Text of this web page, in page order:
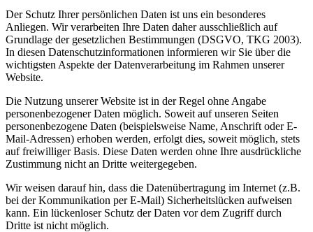
Der Schutz Ihrer persönlichen Daten ist uns ein besonderes
Anliegen. Wir verarbeiten Ihre Daten daher ausschließlich auf
Grundlage der gesetzlichen Bestimmungen (DSGVO, TKG 2003).
In diesen Datenschutzinformationen informieren wir Sie über die
wichtigsten Aspekte der Datenverarbeitung im Rahmen unserer
Website.
Die Nutzung unserer Website ist in der Regel ohne Angabe
personenbezogener Daten möglich. Soweit auf unseren Seiten
personenbezogene Daten (beispielsweise Name, Anschrift oder E-
Mail-Adressen) erhoben werden, erfolgt dies, soweit möglich, stets
auf freiwilliger Basis. Diese Daten werden ohne Ihre ausdrückliche
Zustimmung nicht an Dritte weitergegeben.
Wir weisen darauf hin, dass die Datenübertragung im Internet (z.B.
bei der Kommunikation per E-Mail) Sicherheitslücken aufweisen
kann. Ein lückenloser Schutz der Daten vor dem Zugriff durch
Dritte ist nicht möglich.